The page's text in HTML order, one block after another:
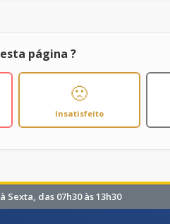
página ?
🙁
Insatisfeito
das 07h30 às 13h30